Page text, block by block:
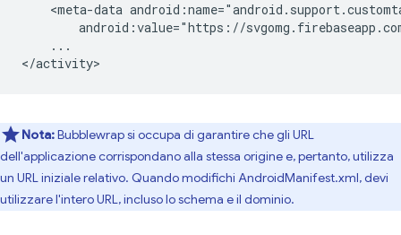
<meta-data
android:value="https://
...
Nota:Bubblewrap si occupa di garantire che gli URL
dell'applicazione corrispondano alla stessa origine e, pertanto, utilizza
un URL iniziale relativo. Quando modifichi AndroidManifest.xml, devi
utilizzare l'intero URL, incluso lo schema e il dominio.